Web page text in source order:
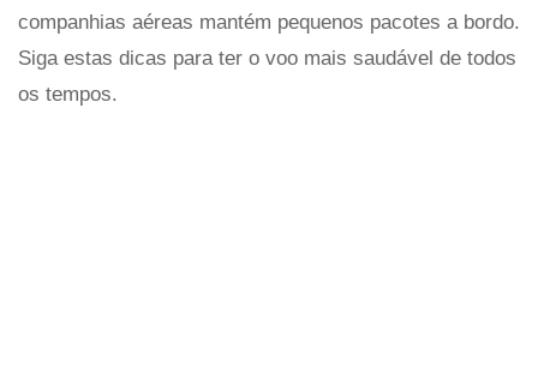
companhias aéreas mantém pequenos pacotes a bordo.
Siga estas dicas para ter o voo mais saudável de todos
os tempos.